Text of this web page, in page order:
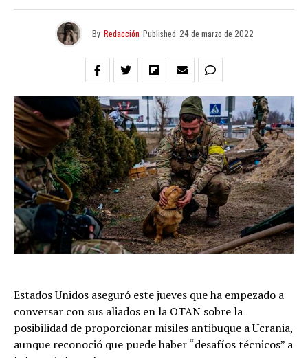
By Redacción Published 24 de marzo de 2022
Estados Unidos aseguró este jueves que ha empezado a
conversar con sus aliados en la OTAN sobre la
posibilidad de proporcionar misiles antibuque a Ucrania,
aunque reconoció que puede haber “desafíos técnicos” a